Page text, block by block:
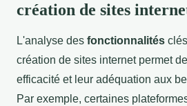
création de sites
L'analyse des fonctionnalités
création de sites internet permet
efficacité et leur adéquation aux
Par exemple, certaines